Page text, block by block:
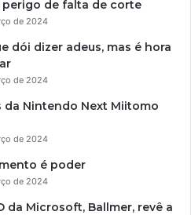
de falta de corte
de 2024
dói dizer adeus, mas é hora
de 2024
da Nintendo Next Miitomo
de 2024
é poder
de 2024
da Microsoft, Ballmer, revê a